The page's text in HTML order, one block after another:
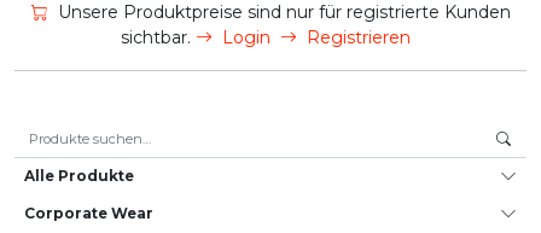
Unsere Produktpreise sind nur für registrierte Kunden
sichtbar.
Login Registrieren
Alle Produkte
Corporate Wear